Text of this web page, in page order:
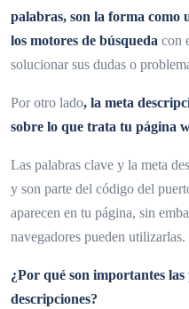
palabras, son la forma como
los motores de búsqueda con
solucionar sus dudas o
Por otro lado, la meta
sobre lo que trata tu página
Las palabras clave y la meta
y son parte del código del
aparecen en tu página, sin
navegadores pueden utilizarlas.
¿Por qué son importantes
descripciones?